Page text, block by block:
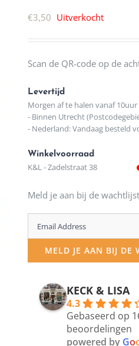
€3,50 Uitverkocht
Scan de QR-code op de
Levertijd
Morgen af te halen vanaf
- Binnen Utrecht
- Nederland: Vandaag besteld
Winkelvoorraad
K&L - Zadelstraat 38
Meld je aan bij de
Enter
your
email
MELD JE AAN BIJ DE
KECK & LISA
4.3
Gebaseerd op
beoordelingen
powered by Go
12 maanden
Waarom in
de woonwinkel op